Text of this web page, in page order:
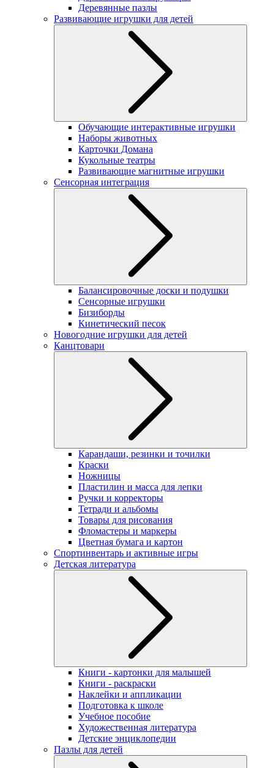
Деревянные пазлы
Развивающие игрушки для детей
Обучающие интерактивные игрушки
Наборы животных
Карточки Домана
Кукольные театры
Развивающие магнитные игрушки
Сенсорная интеграция
Балансировочные доски и подушки
Сенсорные игрушки
Бизиборды
Кинетический песок
Новогодние игрушки для детей
Канцтовари
Карандаши, резинки и точилки
Краски
Ножницы
Пластилин и масса для лепки
Ручки и корректоры
Тетради и альбомы
Товары для рисования
Фломастеры и маркеры
Цветная бумага и картон
Спортинвентарь и активные игры
Детская литература
Книги - картонки для малышей
Книги - раскраски
Наклейки и аппликации
Подготовка к школе
Учебное пособие
Художественная литература
Детские энциклопедии
Пазлы для детей